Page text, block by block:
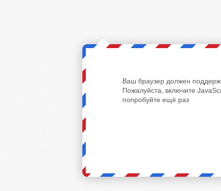
Ваш браузер должен
Пожалуйста, включите
попробуйте ещё раз